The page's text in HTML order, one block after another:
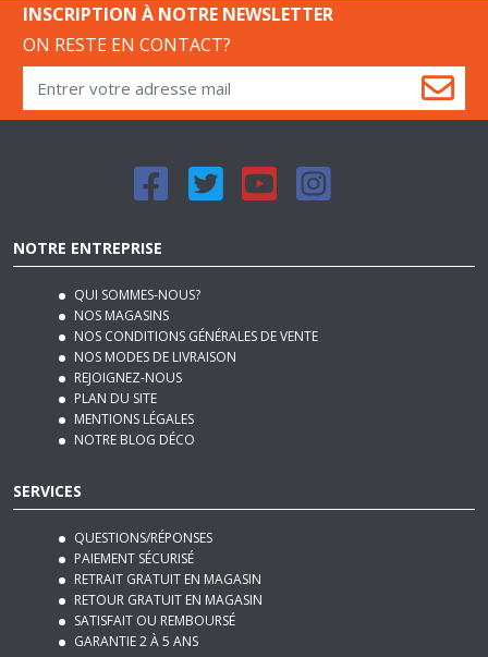
INSCRIPTION À NOTRE NEWSLETTER
ON RESTE EN CONTACT?
NOTRE ENTREPRISE
QUI SOMMES-NOUS?
NOS MAGASINS
NOS CONDITIONS GÉNÉRALES DE VENTE
NOS MODES DE LIVRAISON
REJOIGNEZ-NOUS
PLAN DU SITE
MENTIONS LÉGALES
NOTRE BLOG DÉCO
SERVICES
QUESTIONS/RÉPONSES
PAIEMENT SÉCURISÉ
RETRAIT GRATUIT EN MAGASIN
RETOUR GRATUIT EN MAGASIN
SATISFAIT OU REMBOURSÉ
GARANTIE 2 À 5 ANS